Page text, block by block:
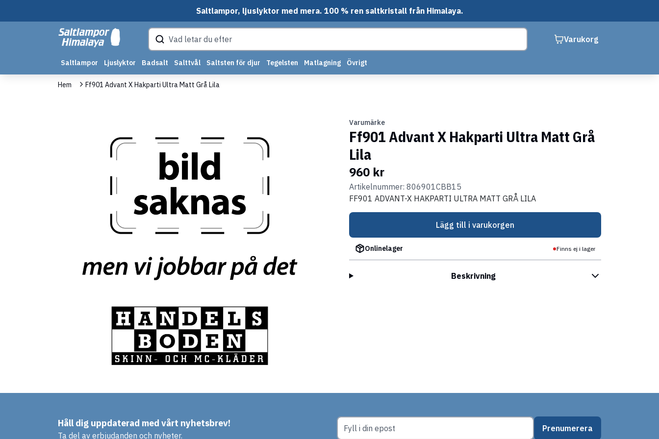
Saltlampor, ljuslyktor med mera. 100 % ren saltkristall från Himalaya.
Varukorg
Saltlampor Ljuslyktor Badsalt Salttvål Saltsten för djur Tegelsten Matlagning Övrigt
Hem Ff901 Advant X Hakparti Ultra Matt Grå Lila
Varumärke
Ff901 Advant X Hakparti Ultra Matt Grå
Lila
960 kr
Artikelnummer: 806901CBB15
FF901 ADVANT-X HAKPARTI ULTRA MATT GRÅ LILA
Lägg till i varukorgen
Onlinelager Finns ej i lager
Beskrivning
Håll dig uppdaterad med vårt nyhetsbrev!
Ta del av erbjudanden och nyheter.
Prenumerera